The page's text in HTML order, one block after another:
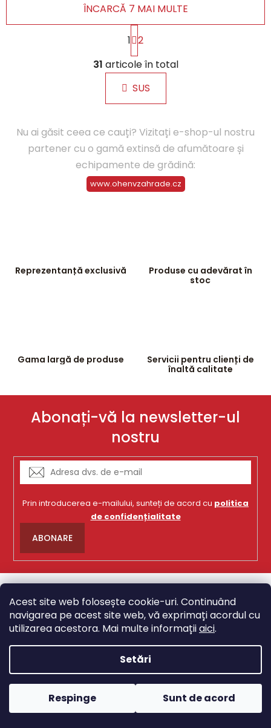
Acest site web folosește cookie-uri. Continuând
navigarea pe acest site web, vă exprimați acordul cu
utilizarea acestora. Mai multe informațiiaici.
Setări
Respinge Sunt de acord
C
o
n
t
r
l
u
l
l
i
ÎNCARCĂ 7 MAI MULTE
P
a
g
i
n
a
1 2
31 articole în total
SUS
Nu ai găsit ceea ce cauți? Vizitați e-shop-ul nostru
partener cu o gamă extinsă de afumătoare și
echipamente de grădină:
www.ohenvzahrade.cz
Reprezentanță exclusivă
Produse cu adevărat în
stoc
Gama largă de produse
Servicii pentru clienți de
înaltă calitate
Abonați-vă la newsletter-ul
nostru
Prin introducerea e-mailului, sunteți de acord cu politica
de confidențialitate
ABONARE
S
b